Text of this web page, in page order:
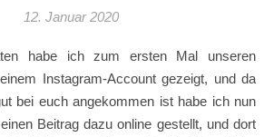
12. Januar 2020
Instagram-Account gezeigt, und da
bei euch angekommen ist habe ich nun
Beitrag dazu online gestellt, und dort